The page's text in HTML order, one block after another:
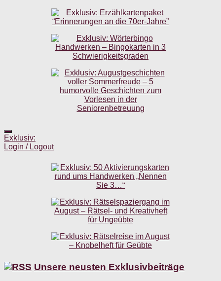
Exklusiv:
Login / Logout
Unsere neusten Exklusivbeiträge